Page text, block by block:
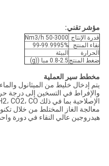
مؤشر تقني:
قدرة الإنتاج 50-3000 Nm3/h
نقاء المنتج
99-99.9995%
الحرارة
البيئة
ضغط المنتج 0.8-2.5 مبا ((g)
مخطط سير العملية
يتم إدخال خليط من الميثانول
والإفراط في التسخين إلى درجة
هيدروجين عالي النقاء في دورة